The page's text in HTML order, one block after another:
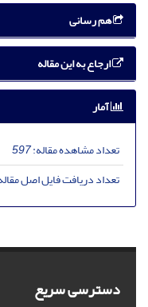
هم رسانی
ارجاع به این مقاله
آمار
تعداد مشاهده مقاله:597
تعداد دریافت فایل اصل
دسترسی سریع